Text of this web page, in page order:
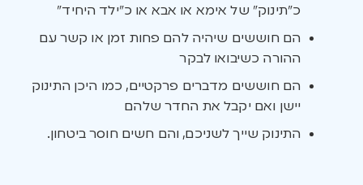
כ”תינוק” של אימא או אבא או כ”ילד היחיד”
הם חוששים שיהיה להם פחות זמן או קשר עם
ההורה כשיבואו לבקר
הם חוששים מדברים פרקטיים, כמו היכן התינוק
יישן ואם יקבל את החדר שלהם
התינוק שייך לשניכם, והם חשים חוסר ביטחון.